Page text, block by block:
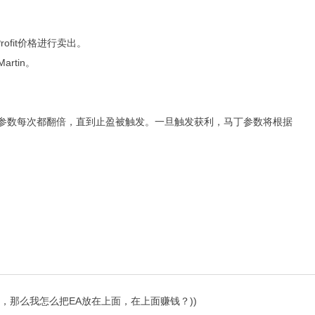
价格进行卖出。
。
每次都翻倍，直到止盈被触发。一旦触发获利，马丁参数将根据
那么我怎么把EA放在上面，在上面赚钱？))